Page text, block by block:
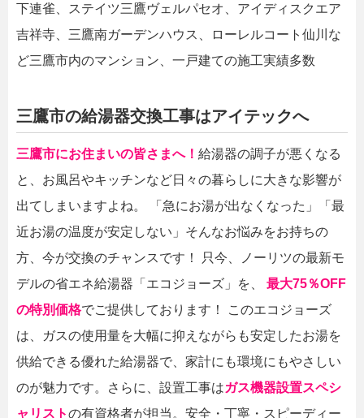
下連雀、ステイツ三鷹ヴェルパセオ、アイディスクエア
吉祥寺、三鷹南ガーデンハウス、ローレルコート仙川な
ど三鷹市内のマンション、一戸建ての施工実績多数
三鷹市の給湯器交換工事はアイテックへ
三鷹市にお住まいの皆さまへ！ 給湯器の調子が悪くなる
と、お風呂やキッチンなど日々の暮らしに大きな影響が
出てしまいますよね。 「急にお湯が出なくなった」「最
近お湯の温度が安定しない」そんなお悩みをお持ちの
方、今が交換のチャンスです！ 只今、ノーリツの最新モ
デルの省エネ給湯器「エコジョーズ」を、 最大75％OFF
の特別価格でご提供しております！ このエコジョーズ
は、ガスの使用量を大幅に抑えながらも安定したお湯を
供給できる優れた給湯器で、家計にも環境にもやさしい
のが魅力です。さらに、設置工事はガス機器設置スペシ
ャリストの有資格者が担当。安全・丁寧・スピーディー